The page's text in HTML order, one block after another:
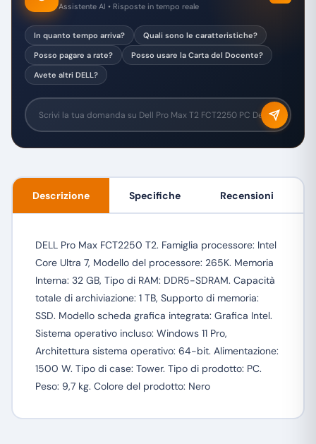
Assistente AI • Risposte in tempo reale
In quanto tempo arriva?
Quali sono le caratteristiche?
Posso pagare a rate?
Posso usare la Carta del Docente?
Avete altri DELL?
Descrizione Specifiche Recensioni
DELL Pro Max FCT2250 T2. Famiglia processore: Intel
Core Ultra 7, Modello del processore: 265K. Memoria
Interna: 32 GB, Tipo di RAM: DDR5-SDRAM. Capacità
totale di archiviazione: 1 TB, Supporto di memoria:
SSD. Modello scheda grafica integrata: Grafica Intel.
Sistema operativo incluso: Windows 11 Pro,
Architettura sistema operativo: 64-bit. Alimentazione:
1500 W. Tipo di case: Tower. Tipo di prodotto: PC.
Peso: 9,7 kg. Colore del prodotto: Nero